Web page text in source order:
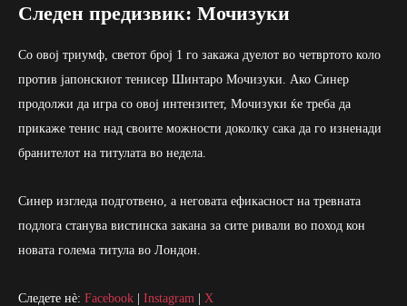
Следен предизвик: Мочизуки
Со овој триумф, светот број 1 го закажа дуелот во четвртото коло
против јапонскиот тенисер Шинтаро Мочизуки. Ако Синер
продолжи да игра со овој интензитет, Мочизуки ќе треба да
прикаже тенис над своите можности доколку сака да го изненади
бранителот на титулата во недела.
Синер изгледа подготвено, а неговата ефикасност на тревната
подлога станува вистинска закана за сите ривали во поход кон
новата голема титула во Лондон.
Следете нè: Facebook Instagram X